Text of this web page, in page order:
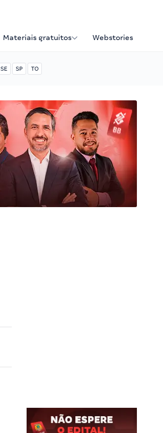
Materiais gratuitos Webstories
SE SP TO